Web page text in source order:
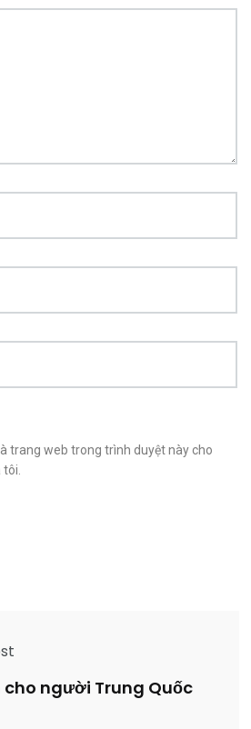
trang web trong trình duyệt này cho
tôi.
cho người Trung Quốc